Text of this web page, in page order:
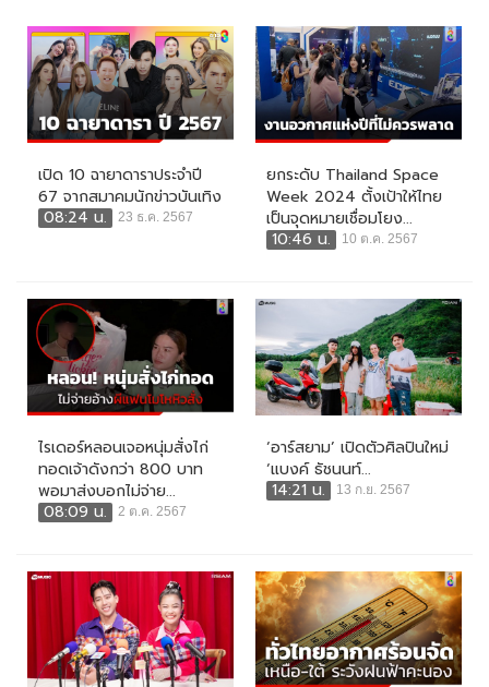
เปิด 10 ฉายาดาราประจำปี
67 จากสมาคมนักข่าวบันเทิง
08:24 น.
23 ธ.ค. 2567
ยกระดับ Thailand Space
Week 2024 ตั้งเป้าให้ไทย
เป็นจุดหมายเชื่อมโยง...
10:46 น.
10 ต.ค. 2567
ไรเดอร์หลอนเจอหนุ่มสั่งไก่
ทอดเจ้าดังกว่า 800 บาท
พอมาส่งบอกไม่จ่าย...
08:09 น.
2 ต.ค. 2567
‘อาร์สยาม’ เปิดตัวศิลปินใหม่
‘แบงค์ ธัชนนท์...
14:21 น.
13 ก.ย. 2567